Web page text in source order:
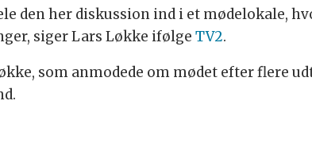
den her diskussion ind i et mødelokale,
siger Lars Løkke ifølgeTV2.
som anmodede om mødet efter flere